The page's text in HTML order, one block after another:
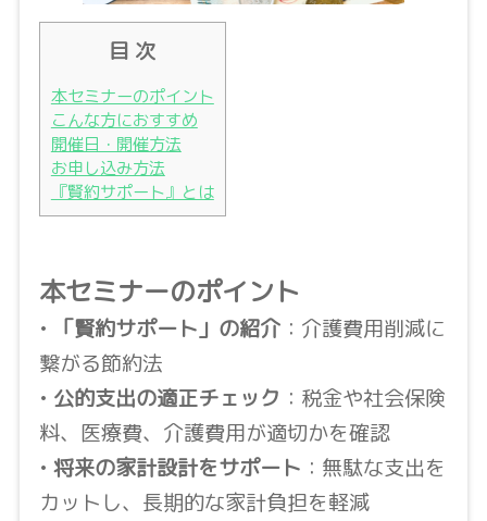
目 次
本セミナーのポイント
こんな方におすすめ
開催日・開催方法
お申し込み方法
『賢約サポート』とは
本セミナーのポイント
• 「賢約サポート」の紹介：介護費用削減に
繋がる節約法
• 公的支出の適正チェック ：税金や社会保険
料、医療費、介護費用が適切かを確認
• 将来の家計設計をサポート ：無駄な支出を
カットし、長期的な家計負担を軽減